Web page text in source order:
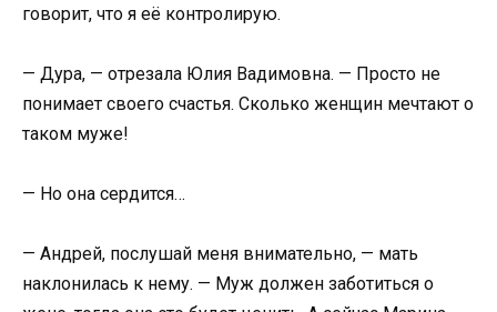
говорит, что я её контролирую.
— Дура, — отрезала Юлия Вадимовна. — Просто не
понимает своего счастья. Сколько женщин мечтают о
таком муже!
— Но она сердится…
— Андрей, послушай меня внимательно, — мать
наклонилась к нему. — Муж должен заботиться о